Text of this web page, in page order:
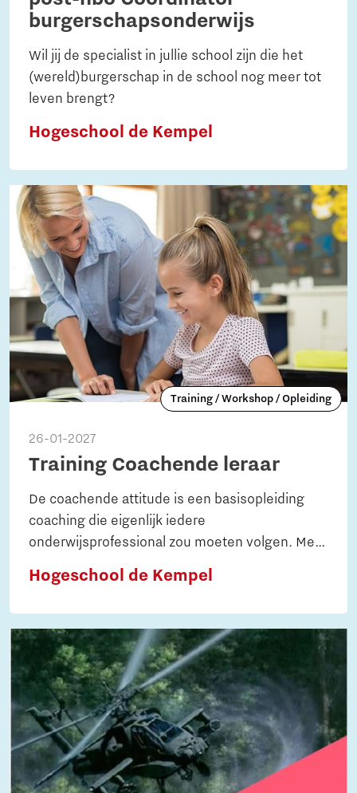
burgerschapsonderwijs
Wil jij de specialist in jullie school zijn die het
(wereld)burgerschap in de school nog meer tot
leven brengt?
Hogeschool de Kempel
Training / Workshop / Opleiding
26-01-2027
Training Coachende leraar
De coachende attitude is een basisopleiding
coaching die eigenlijk iedere
onderwijsprofessional zou moeten volgen. Met
aanwezige kwaliteiten te onderzoeken om
coaching te begeleiden in hun ontwikkeling.
Hogeschool de Kempel